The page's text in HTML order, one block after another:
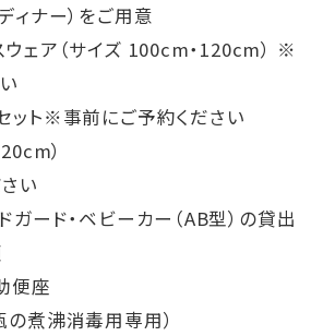
ィナー）をご用意
ウェア（サイズ 100cm・120cm） ※
ット※事前にご予約ください
）
い
ガード・ベビーカー（AB型）の貸出
便座
の煮沸消毒用専用）